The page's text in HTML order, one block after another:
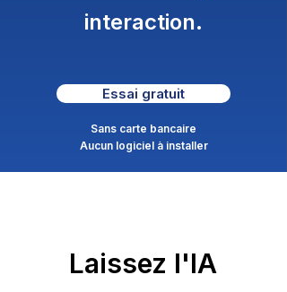
interaction.
Essai gratuit
Sans carte bancaire
Aucun logiciel à installer
Laissez l'IA